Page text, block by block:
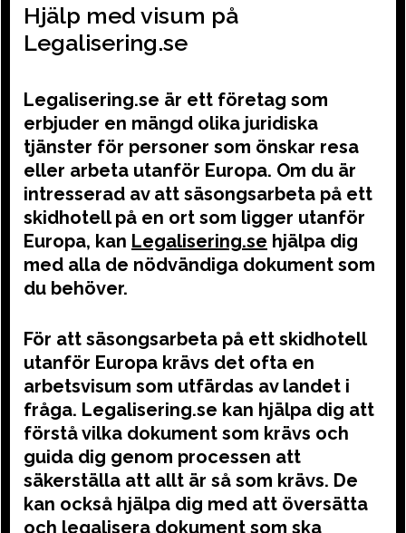
Hjälp med visum på
Legalisering.se
Legalisering.se är ett företag som
erbjuder en mängd olika juridiska
tjänster för personer som önskar resa
eller arbeta utanför Europa. Om du är
intresserad av att säsongsarbeta på ett
skidhotell på en ort som ligger utanför
Europa, kan Legalisering.se hjälpa dig
med alla de nödvändiga dokument som
du behöver.
För att säsongsarbeta på ett skidhotell
utanför Europa krävs det ofta en
arbetsvisum som utfärdas av landet i
fråga. Legalisering.se kan hjälpa dig att
förstå vilka dokument som krävs och
guida dig genom processen att
säkerställa att allt är så som krävs. De
kan också hjälpa dig med att översätta
och legalisera dokument som ska